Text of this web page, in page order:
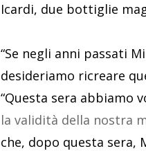
Icardi, due bottiglie
“Se negli anni passati
desideriamo ricreare
“Questa sera abbiamo
la validità della nostra
che, dopo questa sera,